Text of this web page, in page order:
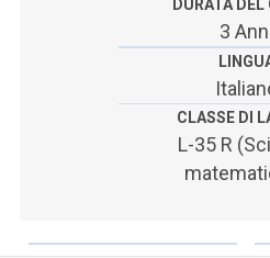
SEI UN DOCENTE O UN MEMBRO DELLO
ACCEDI A CLOUDMAIL
DURATA DEL
3
CLASSE DI
L-35 R